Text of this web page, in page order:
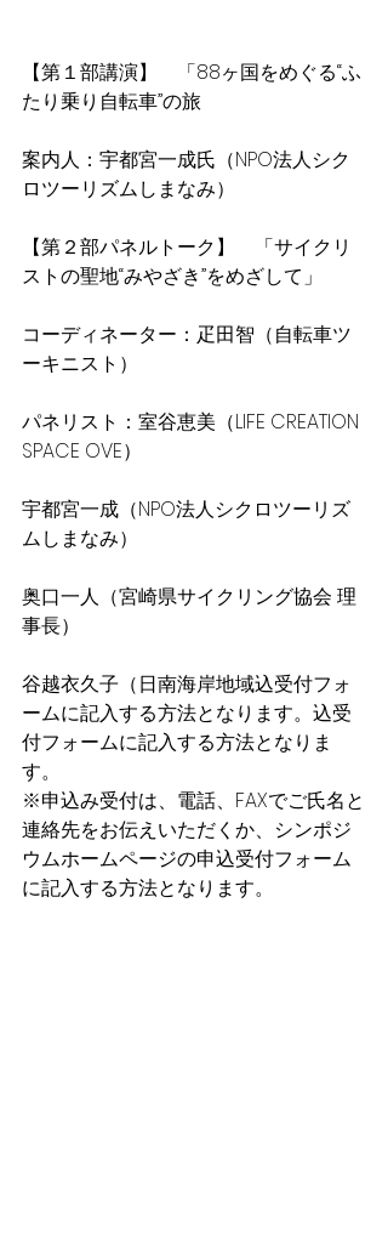
【第１部講演】　「88ヶ国をめぐる“ふ
たり乗り自転車”の旅
案内人：宇都宮一成氏（NPO法人シク
ロツーリズムしまなみ）
【第２部パネルトーク】　「サイクリ
ストの聖地“みやざき”をめざして」
コーディネーター：疋田智（自転車ツ
ーキニスト）
パネリスト：室谷恵美（LIFE CREATION
SPACE OVE）
宇都宮一成（NPO法人シクロツーリズ
ムしまなみ）
奥口一人（宮崎県サイクリング協会 理
事長）
谷越衣久子（日南海岸地域込受付フォ
ームに記入する方法となります。込受
付フォームに記入する方法となりま
す。
※申込み受付は、電話、FAXでご氏名と
連絡先をお伝えいただくか、シンポジ
ウムホームページの申込受付フォーム
に記入する方法となります。